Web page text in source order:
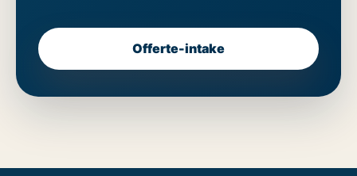
Offerte-intake